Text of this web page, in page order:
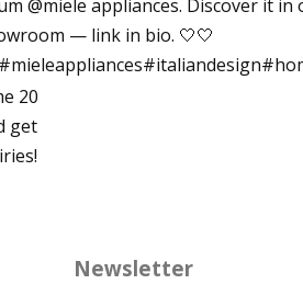
Newsletter